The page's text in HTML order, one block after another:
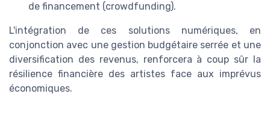
de financement (crowdfunding).
L'intégration de ces solutions numériques, en
conjonction avec une gestion budgétaire serrée et une
diversification des revenus, renforcera à coup sûr la
résilience financière des artistes face aux imprévus
économiques.